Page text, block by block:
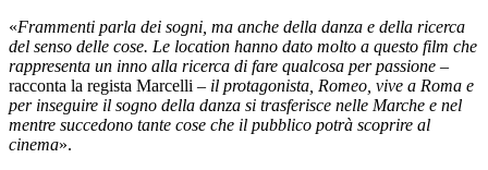
«Frammenti parla dei sogni, ma anche della danza e della ricerca
del senso delle cose. Le location hanno dato molto a questo film che
rappresenta un inno alla ricerca di fare qualcosa per passione –
racconta la regista Marcelli – il protagonista, Romeo, vive a Roma e
per inseguire il sogno della danza si trasferisce nelle Marche e nel
mentre succedono tante cose che il pubblico potrà scoprire al
cinema».